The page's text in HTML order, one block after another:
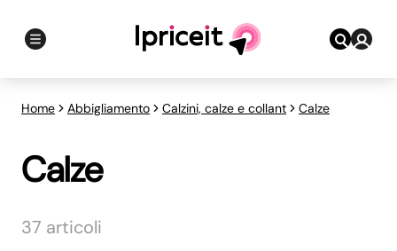
Home Abbigliamento Calzini, calze e collant Calze
Calze
37 articoli